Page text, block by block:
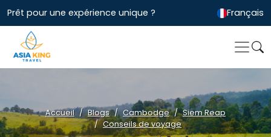
Prêt pour une expérience unique ? Français
Accueil Blogs Cambodge
Siem Reap
Conseils de voyage